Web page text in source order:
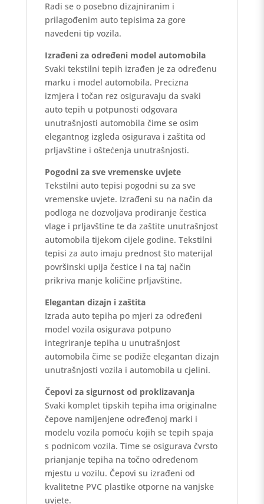
Radi se o posebno dizajniranim i
prilagođenim auto tepisima za gore
navedeni tip vozila.
Izrađeni za određeni model automobila
Svaki tekstilni tepih izrađen je za određenu
marku i model automobila. Precizna
izmjera i točan rez osiguravaju da svaki
auto tepih u potpunosti odgovara
unutrašnjosti automobila čime se osim
elegantnog izgleda osigurava i zaštita od
prljavštine i oštećenja unutrašnjosti.
Pogodni za sve vremenske uvjete
Tekstilni auto tepisi pogodni su za sve
vremenske uvjete. Izrađeni su na način da
podloga ne dozvoljava prodiranje čestica
vlage i prljavštine te da zaštite unutrašnjost
automobila tijekom cijele godine. Tekstilni
tepisi za auto imaju prednost što materijal
površinski upija čestice i na taj način
prikriva manje količine prljavštine.
Elegantan dizajn i zaštita
Izrada auto tepiha po mjeri za određeni
model vozila osigurava potpuno
integriranje tepiha u unutrašnjost
automobila čime se podiže elegantan dizajn
unutrašnjosti vozila i automobila u cjelini.
Čepovi za sigurnost od proklizavanja
Svaki komplet tipskih tepiha ima originalne
čepove namijenjene određenoj marki i
modelu vozila pomoću kojih se tepih spaja
s podnicom vozila. Time se osigurava čvrsto
prianjanje tepiha na točno određenom
mjestu u vozilu. Čepovi su izrađeni od
kvalitetne PVC plastike otporne na vanjske
uvjete.